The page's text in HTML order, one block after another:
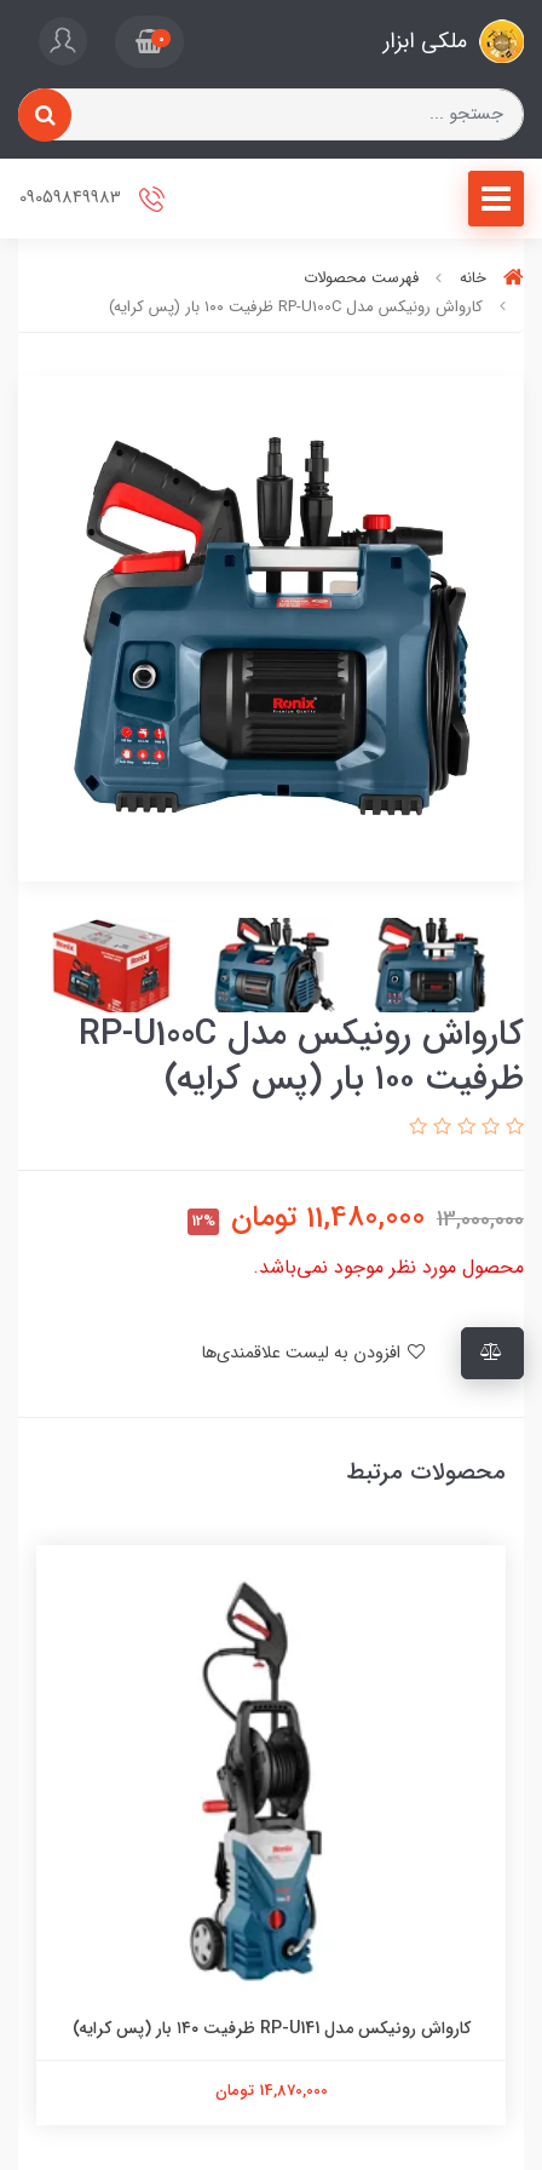
ملکی ابزار 0
خانه
فهرست محصولات
کارواش رونیکس مدل RP-U100C ظرفیت ۱۰۰ بار (پس کرایه)
کارواش رونیکس مدل RP-U100C
ظرفیت ۱۰۰ بار (پس کرایه)
13,000,000
11,480,000 تومان 12%
محصول مورد نظر موجود نمی‌باشد.
محصولات مرتبط
کارواش رونیکس مدل RP-U141 ظرفیت ۱۴۰ بار (پس کرایه)
14,870,000 تومان